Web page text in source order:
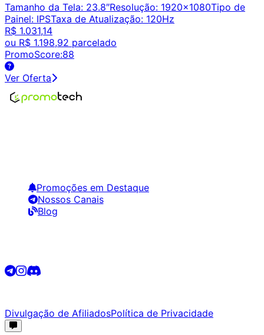
Tamanho da Tela: 23.8″Resolução: 1920x1080Tipo de
Painel: IPSTaxa de Atualização: 120Hz
R$ 1.031,14
ou R$ 1.198,92 parcelado
PromoScore:88
Ver Oferta
Promoções em Destaque
Nossos Canais
Blog
Divulgação de AfiliadosPolítica de Privacidade